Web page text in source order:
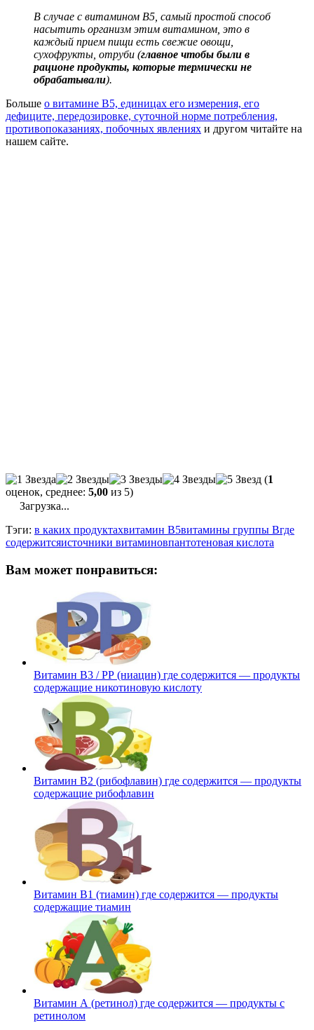
В случае с витамином В5, самый простой способ
насытить организм этим витамином, это в
каждый прием пищи есть свежие овощи,
сухофрукты, отруби (главное чтобы были в
рационе продукты, которые термически не
обрабатывали).
Больше о витамине В5, единицах его измерения, его
дефиците, передозировке, суточной норме потребления,
противопоказаниях, побочных явлениях и другом читайте на
нашем сайте.
(1
оценок, среднее: 5,00 из 5)
Загрузка...
Тэги: в каких продуктахвитамин В5витамины группы Вгде
содержитсяисточники витаминовпантотеновая кислота
Вам может понравиться:
Витамин В3 / РР (ниацин) где содержится — продукты
содержащие никотиновую кислоту
Витамин В2 (рибофлавин) где содержится — продукты
содержащие рибофлавин
Витамин В1 (тиамин) где содержится — продукты
содержащие тиамин
Витамин А (ретинол) где содержится — продукты с
ретинолом